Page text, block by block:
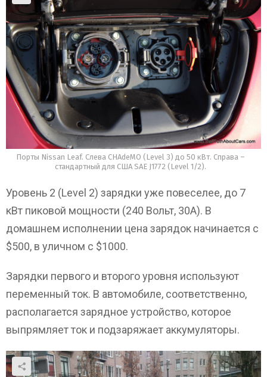
Порты Nissan Leaf. Слева CHAdeMO (Level 3) до 50 кВт. Справа –
стандартный для США SAE J1772 (Level 1/2).
Уровень 2 (Level 2) зарядки уже повеселее, до 7
кВт пиковой мощности (240 Вольт, 30А). В
домашнем исполнении цена зарядок начинается с
$500, в уличном с $1000.
Зарядки первого и второго уровня используют
переменный ток. В автомобиле, соответственно,
располагается зарядное устройство, которое
выпрямляет ток и подзаряжает аккумуляторы.